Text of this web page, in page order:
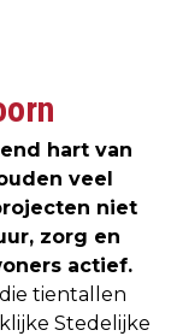
hart van
veel
niet
zorg en
actief.
tientallen
Stedelijke